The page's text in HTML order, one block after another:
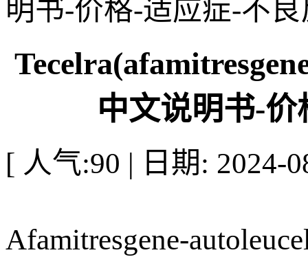
明书-价格-适应症-不
中文说明书-
[ 人气:90 | 日期: 2024-
Afamitresgene-